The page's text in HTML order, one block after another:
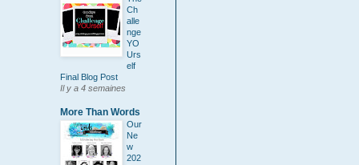
Ch
alle
nge
YO
Urs
elf
Final Blog Post
Il y a 4 semaines
More Than Words
Our
Ne
w
202